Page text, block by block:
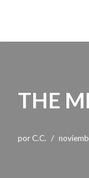
THE
por C.C.